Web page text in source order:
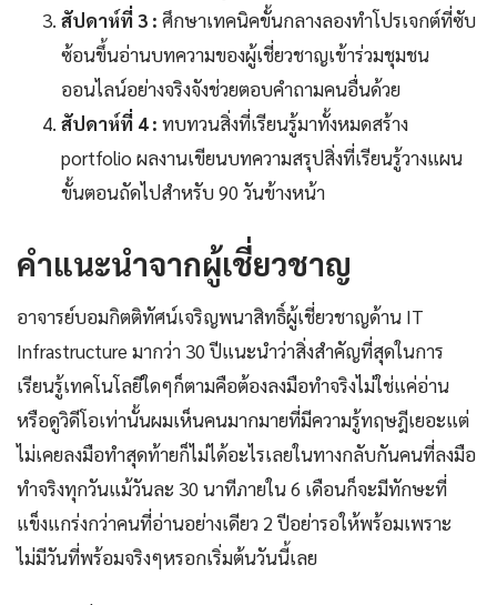
สัปดาห์ที่ 3 : ศึกษาเทคนิคขั้นกลางลองทำโปรเจกต์ที่ซับ
ซ้อนขึ้นอ่านบทความของผู้เชี่ยวชาญเข้าร่วมชุมชน
ออนไลน์อย่างจริงจังช่วยตอบคำถามคนอื่นด้วย
สัปดาห์ที่ 4 : ทบทวนสิ่งที่เรียนรู้มาทั้งหมดสร้าง
portfolio ผลงานเขียนบทความสรุปสิ่งที่เรียนรู้วางแผน
ขั้นตอนถัดไปสำหรับ 90 วันข้างหน้า
คำแนะนำจากผู้เชี่ยวชาญ
อาจารย์บอมกิตติทัศน์เจริญพนาสิทธิ์ผู้เชี่ยวชาญด้าน IT
Infrastructure มากว่า 30 ปีแนะนำว่าสิ่งสำคัญที่สุดในการ
เรียนรู้เทคโนโลยีใดๆก็ตามคือต้องลงมือทำจริงไม่ใช่แค่อ่าน
หรือดูวิดีโอเท่านั้นผมเห็นคนมากมายที่มีความรู้ทฤษฎีเยอะแต่
ไม่เคยลงมือทำสุดท้ายก็ไม่ได้อะไรเลยในทางกลับกันคนที่ลงมือ
ทำจริงทุกวันแม้วันละ 30 นาทีภายใน 6 เดือนก็จะมีทักษะที่
แข็งแกร่งกว่าคนที่อ่านอย่างเดียว 2 ปีอย่ารอให้พร้อมเพราะ
ไม่มีวันที่พร้อมจริงๆหรอกเริ่มต้นวันนี้เลย